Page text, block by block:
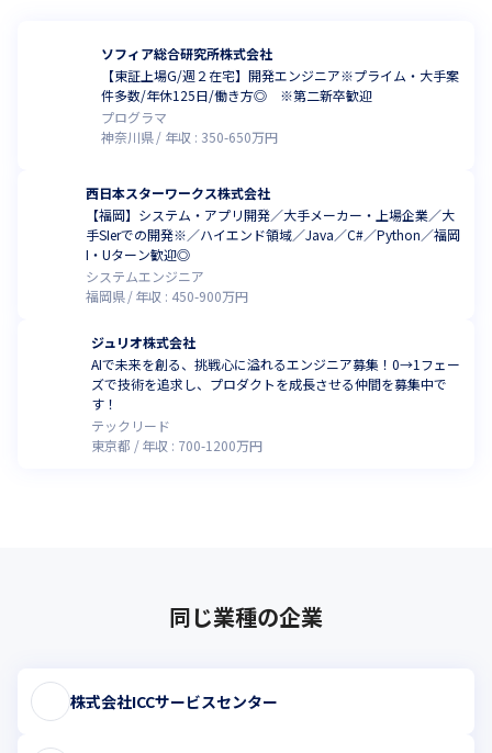
ソフィア総合研究所株式会社
【東証上場G/週２在宅】開発エンジニア※プライム・大手案
件多数/年休125日/働き方◎ ※第二新卒歓迎
プログラマ
神奈川県
年収 : 350-650万円
西日本スターワークス株式会社
【福岡】システム・アプリ開発／大手メーカー・上場企業／大
手SIerでの開発※／ハイエンド領域／Java／C#／Python／福岡
I・Uターン歓迎◎
システムエンジニア
福岡県
年収 : 450-900万円
ジュリオ株式会社
AIで未来を創る、挑戦心に溢れるエンジニア募集！0→1フェー
ズで技術を追求し、プロダクトを成長させる仲間を募集中で
す！
テックリード
東京都
年収 : 700-1200万円
同じ業種の企業
株式会社ICCサービスセンター